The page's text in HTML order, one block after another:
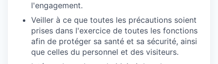
l'engagement.
Veiller à ce que toutes les précautions soient
prises dans l'exercice de toutes les fonctions
afin de protéger sa santé et sa sécurité, ainsi
que celles du personnel et des visiteurs.